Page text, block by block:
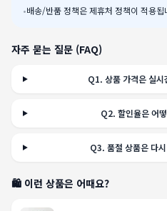
•배송/반품 정책은 제휴처 정책이 적용됩
자주 묻는 질문 (FAQ)
Q1.상품 가격은 실
Q2.할인율은 어
Q3. 품절 상품은 다
🛍️ 이런 상품은 어때요?